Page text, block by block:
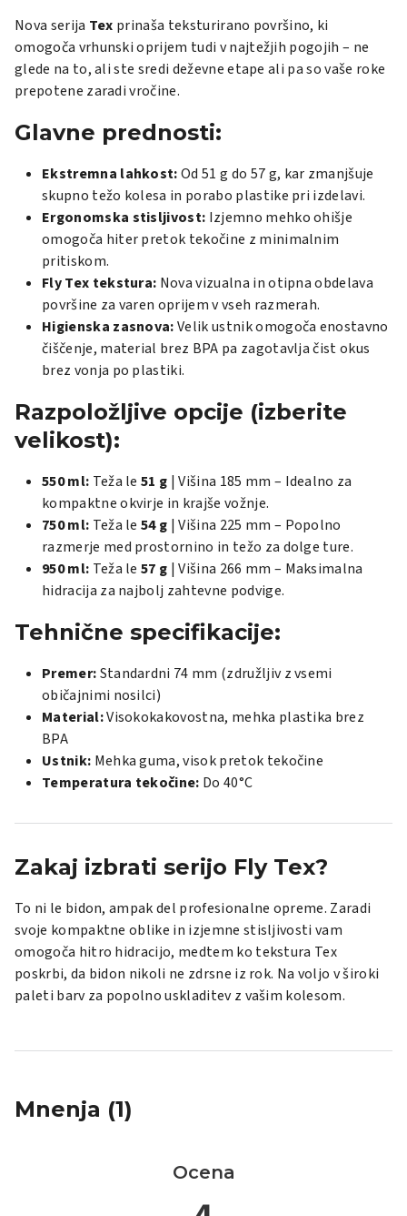
Nova serija Tex prinaša teksturirano površino, ki
omogoča vrhunski oprijem tudi v najtežjih pogojih – ne
glede na to, ali ste sredi deževne etape ali pa so vaše roke
prepotene zaradi vročine.
Glavne prednosti:
Ekstremna lahkost:Od 51 g do 57 g, kar zmanjšuje
skupno težo kolesa in porabo plastike pri izdelavi.
Ergonomska stisljivost: Izjemno mehko ohišje
omogoča hiter pretok tekočine z minimalnim
pritiskom.
Fly Tex tekstura: Nova vizualna in otipna obdelava
površine za varen oprijem v vseh razmerah.
Higienska zasnova:Velik ustnik omogoča enostavno
čiščenje, material brez BPA pa zagotavlja čist okus
brez vonja po plastiki.
Razpoložljive opcije (izberite
velikost):
550 ml: Teža le51 g | Višina 185 mm – Idealno za
kompaktne okvirje in krajše vožnje.
750 ml: Teža le54 g | Višina 225 mm – Popolno
razmerje med prostornino in težo za dolge ture.
950 ml: Teža le57 g | Višina 266 mm – Maksimalna
hidracija za najbolj zahtevne podvige.
Tehnične specifikacije:
Premer:Standardni 74 mm (združljiv z vsemi
običajnimi nosilci)
Material:Visokokakovostna, mehka plastika brez
BPA
Ustnik: Mehka guma, visok pretok tekočine
Temperatura tekočine: Do 40°C
Zakaj izbrati serijo Fly Tex?
To ni le bidon, ampak del profesionalne opreme. Zaradi
svoje kompaktne oblike in izjemne stisljivosti vam
omogoča hitro hidracijo, medtem ko tekstura Tex
poskrbi, da bidon nikoli ne zdrsne iz rok. Na voljo v široki
paleti barv za popolno uskladitev z vašim kolesom.
Mnenja (1)
Ocena